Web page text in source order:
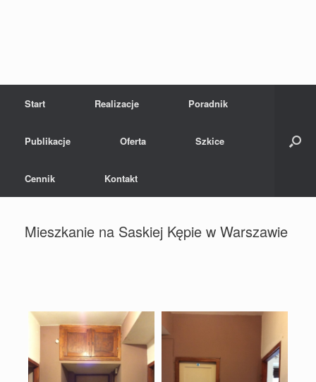
Start Realizacje Poradnik
Publikacje Oferta Szkice
Cennik Kontakt
Mieszkanie na Saskiej Kępie w Warszawie